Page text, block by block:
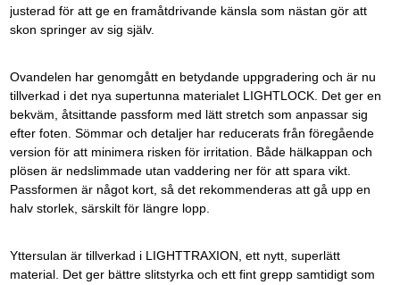
justerad för att ge en framåtdrivande känsla som nästan gör att
skon springer av sig själv.
Ovandelen har genomgått en betydande uppgradering och är nu
tillverkad i det nya supertunna materialet LIGHTLOCK. Det ger en
bekväm, åtsittande passform med lätt stretch som anpassar sig
efter foten. Sömmar och detaljer har reducerats från föregående
version för att minimera risken för irritation. Både hälkappan och
plösen är nedslimmade utan vaddering ner för att spara vikt.
Passformen är något kort, så det rekommenderas att gå upp en
halv storlek, särskilt för längre lopp.
Yttersulan är tillverkad i LIGHTTRAXION, ett nytt, superlätt
material. Det ger bättre slitstyrka och ett fint grepp samtidigt som